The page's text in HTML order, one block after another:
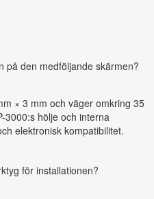
på den medföljande skärmen?
× 3 mm och väger omkring 35
3000:s hölje och interna
elektronisk kompatibilitet.
för installationen?